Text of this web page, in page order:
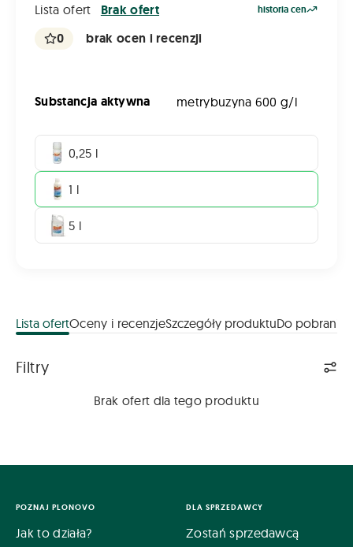
Lista ofert
Brak ofert historia cen
0 brak ocen i recenzji
Substancja aktywna metrybuzyna 600 g/l
0,25 l
1 l
5 l
Lista ofertOceny i recenzjeSzczegóły produktuDo pobrania
Filtry
Brak ofert dla tego produktu
POZNAJ PLONOVO
Jak to działa?
DLA SPRZEDAWCY
Zostań sprzedawcą